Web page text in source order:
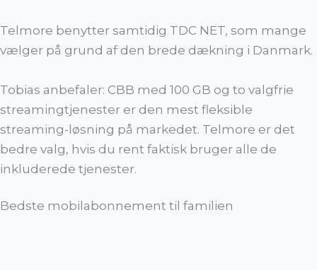
Telmore benytter samtidig TDC NET, som mange
vælger på grund af den brede dækning i Danmark.
Tobias anbefaler: CBB med 100 GB og to valgfrie
streamingtjenester er den mest fleksible
streaming-løsning på markedet. Telmore er det
bedre valg, hvis du rent faktisk bruger alle de
inkluderede tjenester.
Bedste mobilabonnement til familien